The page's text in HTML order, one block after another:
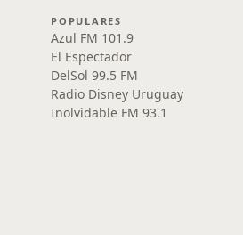
POPULARES
Azul FM 101.9
El Espectador
DelSol 99.5 FM
Radio Disney Uruguay
Inolvidable FM 93.1